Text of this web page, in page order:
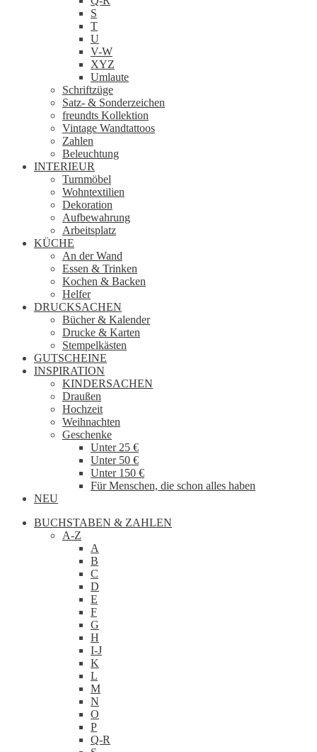
S
T
U
V-W
XYZ
Umlaute
Schriftzüge
Satz- & Sonderzeichen
freundts Kollektion
Vintage Wandtattoos
Zahlen
Beleuchtung
INTERIEUR
Turnmöbel
Wohntextilien
Dekoration
Aufbewahrung
Arbeitsplatz
KÜCHE
An der Wand
Essen & Trinken
Kochen & Backen
Helfer
DRUCKSACHEN
Bücher & Kalender
Drucke & Karten
Stempelkästen
GUTSCHEINE
INSPIRATION
KINDERSACHEN
Draußen
Hochzeit
Weihnachten
Geschenke
Unter 25 €
Unter 50 €
Unter 150 €
Für Menschen, die schon alles haben
NEU
BUCHSTABEN & ZAHLEN
A-Z
A
B
C
D
E
F
G
H
I-J
K
L
M
N
O
P
Q-R